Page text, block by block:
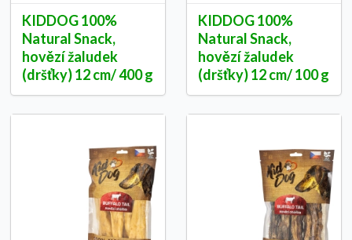
KIDDOG 100%
Natural Snack,
hovězí žaludek
(dršťky) 12 cm/ 400 g
KIDDOG 100%
Natural Snack,
hovězí žaludek
(dršťky) 12 cm/ 100 g